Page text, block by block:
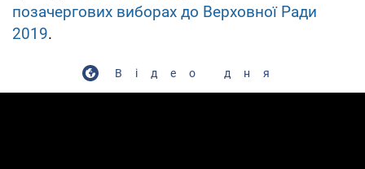
позачергових виборах до Верховної Ради
2019.
Відео дня